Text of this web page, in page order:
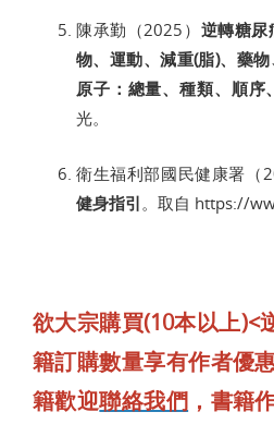
陳承勤（2025） 逆轉糖尿
物、運動、減重(脂)、藥
原子：總量、種類、順序
光。
衛生福利部國民健康署（
健身指引。取自 https://
欲大宗購買(10本以上)<
籍訂購數量享有作者優
籍歡迎聯絡我們 ，書籍